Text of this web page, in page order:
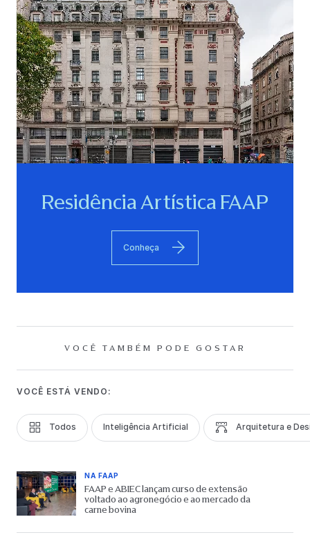
Residência Artística FAAP
Conheça
VOCÊ TAMBÉM PODE GOSTAR
VOCÊ ESTÁ VENDO:
Todos Inteligência Artificial Arquitetura e
NA FAAP
FAAP e ABIEC lançam curso de extensão
voltado ao agronegócio e ao mercado da
carne bovina